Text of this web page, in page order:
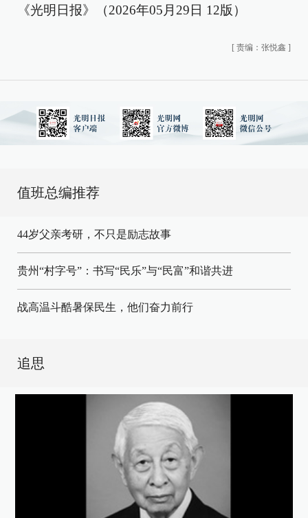
《光明日报》（2026年05月29日 12版）
[ 责编：张悦鑫 ]
值班总编推荐
44岁父亲考研，不只是励志故事
贵州“村字号”：书写“民乐”与“民富”和谐共进
战高温斗酷暑保民生，他们奋力前行
追思